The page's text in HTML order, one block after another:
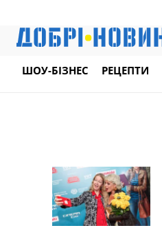
ШОУ-БІЗНЕС РЕЦЕПТИ